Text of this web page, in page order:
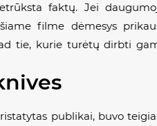
faktų. Jei
filme dėmesys
tie, kurie turėtų dirbti
publikai, buvo